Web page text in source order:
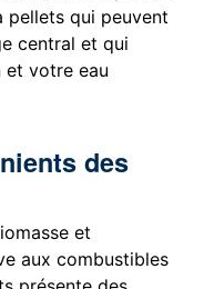
pellets qui peuvent
central et qui
votre eau
des
et
aux combustibles